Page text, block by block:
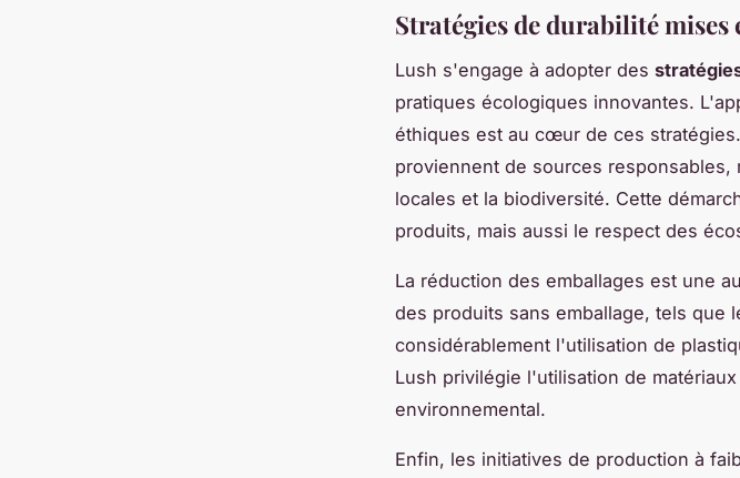
Stratégies de durabilité
Lush s'engage à adopter des
pratiques écologiques innovantes.
éthiques est au cœur de ces
proviennent de sources responsables,
locales et la biodiversité. Cette
produits, mais aussi le respect des
La réduction des emballages est une
des produits sans emballage, tels que
considérablement l'utilisation de
Lush privilégie l'utilisation de
environnemental.
Enfin, les initiatives de production à